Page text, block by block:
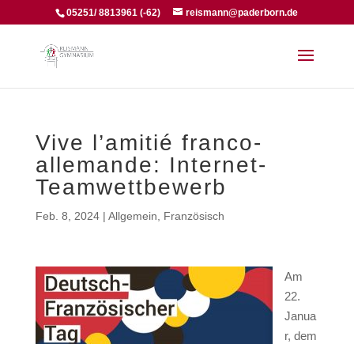
05251/ 8813961 (-62) reismann@paderborn.de
Vive l’amitié franco-
allemande: Internet-
Teamwettbewerb
Feb. 8, 2024| Allgemein Französisch
Am
22.
Janua
r, dem